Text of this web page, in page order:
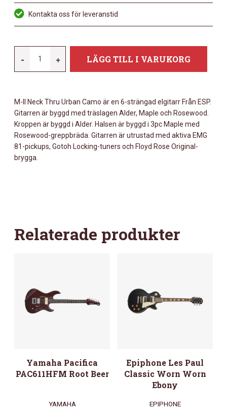
Kontakta oss för leveranstid
-
NECK
THRU
UC
MÄNGD
+ LÄGG TILL I VARUKORG
M-II Neck Thru Urban Camo är en 6-strängad elgitarr Från ESP.
Gitarren är byggd med träslagen Alder, Maple och Rosewood.
Kroppen är byggd i Alder. Halsen är byggd i 3pc Maple med
Rosewood-greppbräda. Gitarren är utrustad med aktiva EMG
81-pickups, Gotoh Locking-tuners och Floyd Rose Original-
brygga.
Relaterade produkter
Yamaha Pacifica
PAC611HFM Root Beer
YAMAHA
Epiphone Les Paul
Classic Worn Worn
Ebony
EPIPHONE